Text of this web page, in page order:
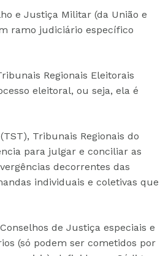
e Justiça Militar (da União e
ramo judiciário específico
Regionais Eleitorais
eleitoral, ou seja, ela é
Tribunais Regionais do
para julgar e conciliar as
decorrentes das
individuais e coletivas que
de Justiça especiais e
(só podem ser cometidos por